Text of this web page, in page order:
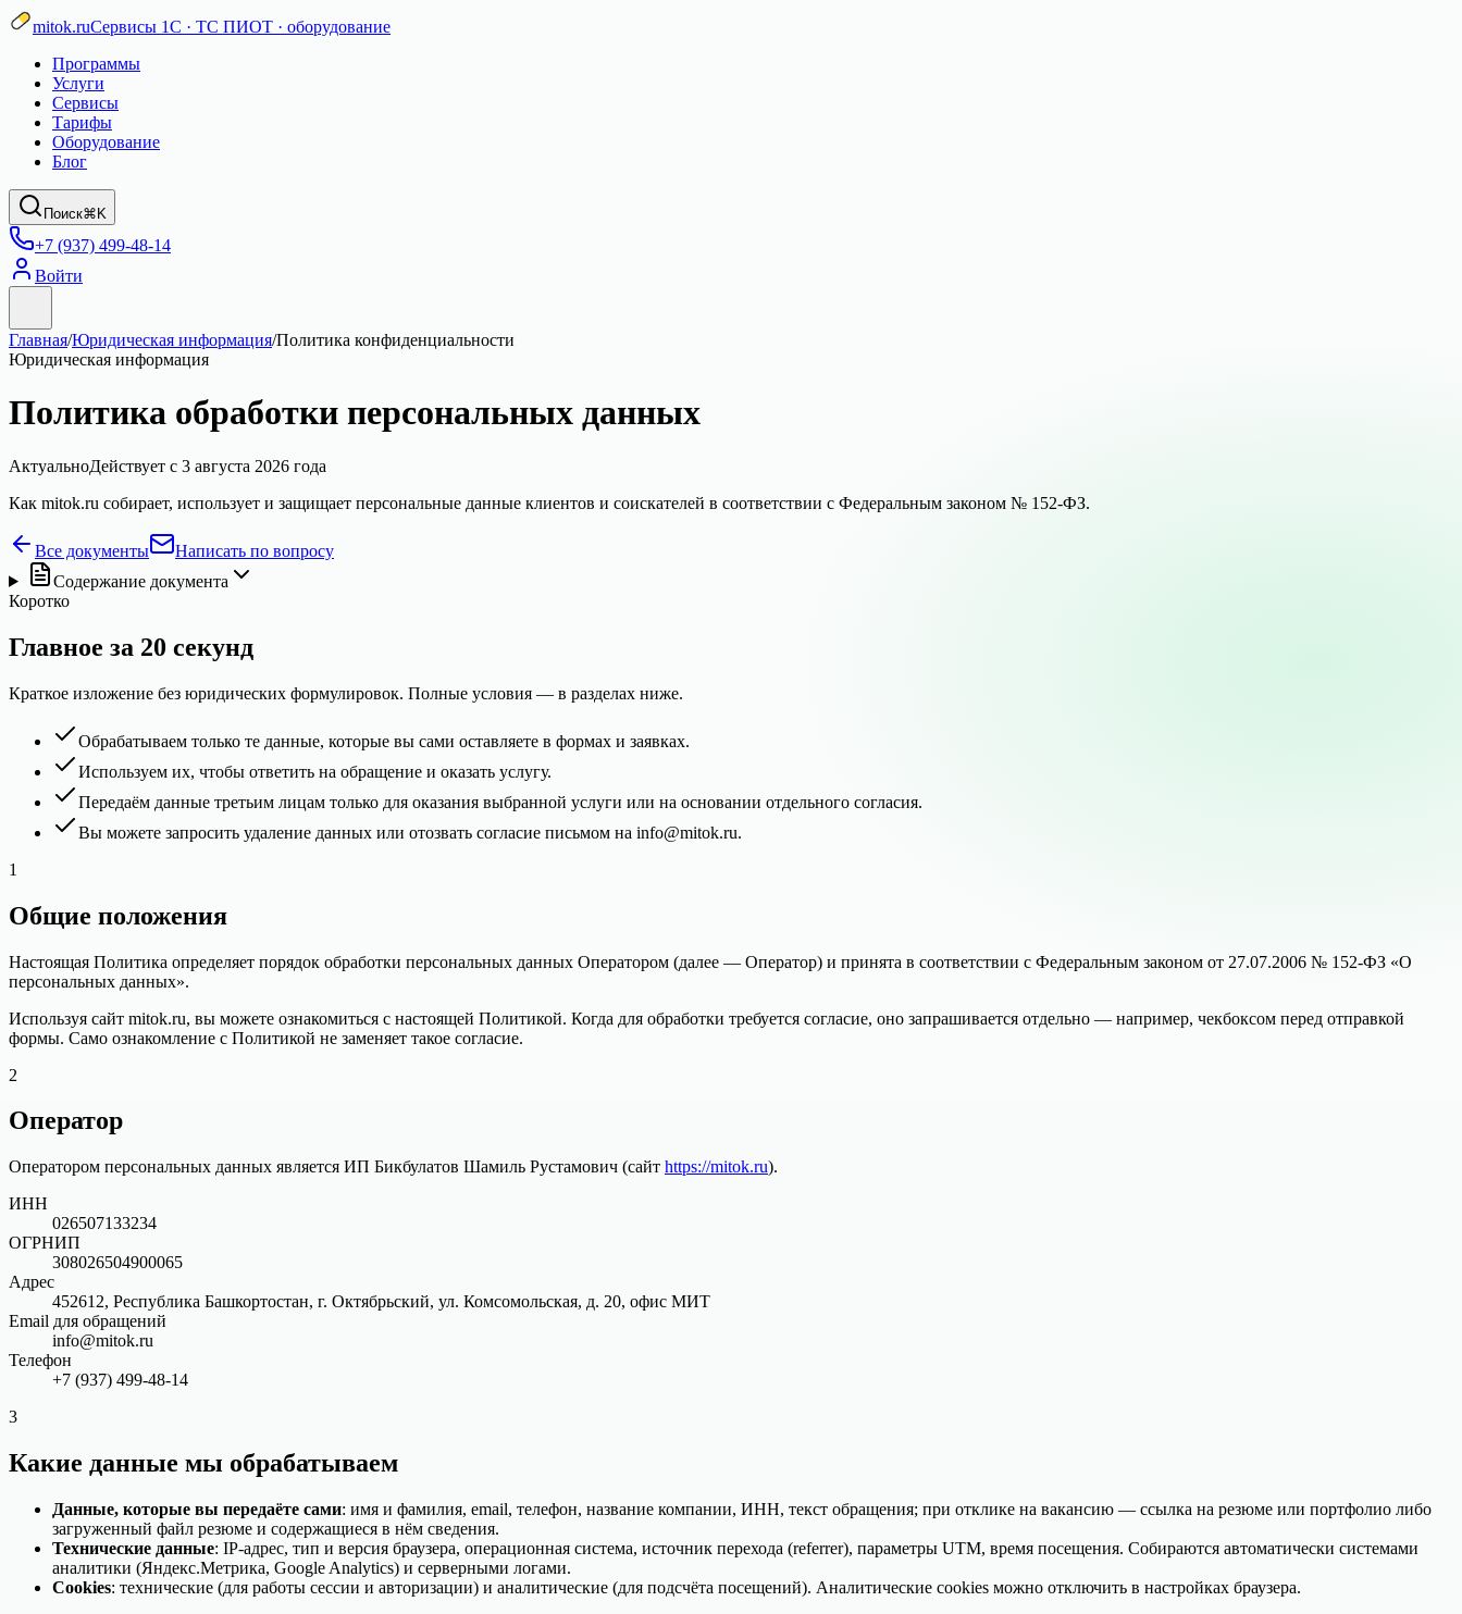
mitok.ruСервисы 1С · ТС ПИОТ · оборудование
Программы
Услуги
Сервисы
Тарифы
Оборудование
Блог
Поиск⌘K
+7 (937) 499-48-14
Войти
Главная/Юридическая информация/Политика конфиденциальности
Юридическая информация
Политика обработки персональных данных
АктуальноДействует с 3 августа 2026 года
Как mitok.ru собирает, использует и защищает персональные данные клиентов и соискателей в соответствии с Федеральным законом № 152-ФЗ.
Все документы
Написать по вопросу
Содержание документа
Коротко
Главное за 20 секунд
Краткое изложение без юридических формулировок. Полные условия — в разделах ниже.
Обрабатываем только те данные, которые вы сами оставляете в формах и заявках.
Используем их, чтобы ответить на обращение и оказать услугу.
Передаём данные третьим лицам только для оказания выбранной услуги или на основании отдельного согласия.
Вы можете запросить удаление данных или отозвать согласие письмом на info@mitok.ru.
1
Общие положения
Настоящая Политика определяет порядок обработки персональных данных Оператором (далее — Оператор) и принята в соответствии с Федеральным законом от 27.07.2006 № 152-ФЗ «О
персональных данных».
Используя сайт mitok.ru, вы можете ознакомиться с настоящей Политикой. Когда для обработки требуется согласие, оно запрашивается отдельно — например, чекбоксом перед отправкой
формы. Само ознакомление с Политикой не заменяет такое согласие.
2
Оператор
Оператором персональных данных является ИП Бикбулатов Шамиль Рустамович (сайт https://mitok.ru).
ИНН
026507133234
ОГРНИП
308026504900065
Адрес
452612, Республика Башкортостан, г. Октябрьский, ул. Комсомольская, д. 20, офис МИТ
Email для обращений
info@mitok.ru
Телефон
+7 (937) 499-48-14
3
Какие данные мы обрабатываем
Данные, которые вы передаёте сами: имя и фамилия, email, телефон, название компании, ИНН, текст обращения; при отклике на вакансию — ссылка на резюме или портфолио либо
загруженный файл резюме и содержащиеся в нём сведения.
Технические данные: IP-адрес, тип и версия браузера, операционная система, источник перехода (referrer), параметры UTM, время посещения. Собираются автоматически системами
аналитики (Яндекс.Метрика, Google Analytics) и серверными логами.
Cookies: технические (для работы сессии и авторизации) и аналитические (для подсчёта посещений). Аналитические cookies можно отключить в настройках браузера.